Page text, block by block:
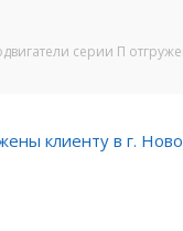
серии П